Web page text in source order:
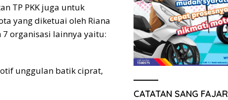
TP PKK juga untuk
yang diketuai oleh Riana
organisasi lainnya yaitu:
unggulan batik ciprat,
CATATAN SANG FAJAR